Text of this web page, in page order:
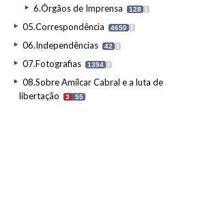
6.Órgãos de Imprensa 128 I
05.Correspondência 4650 I
06.Independências 42 I
07.Fotografias 1394 I
08.Sobre Amílcar Cabral e a luta de
libertação
3 55